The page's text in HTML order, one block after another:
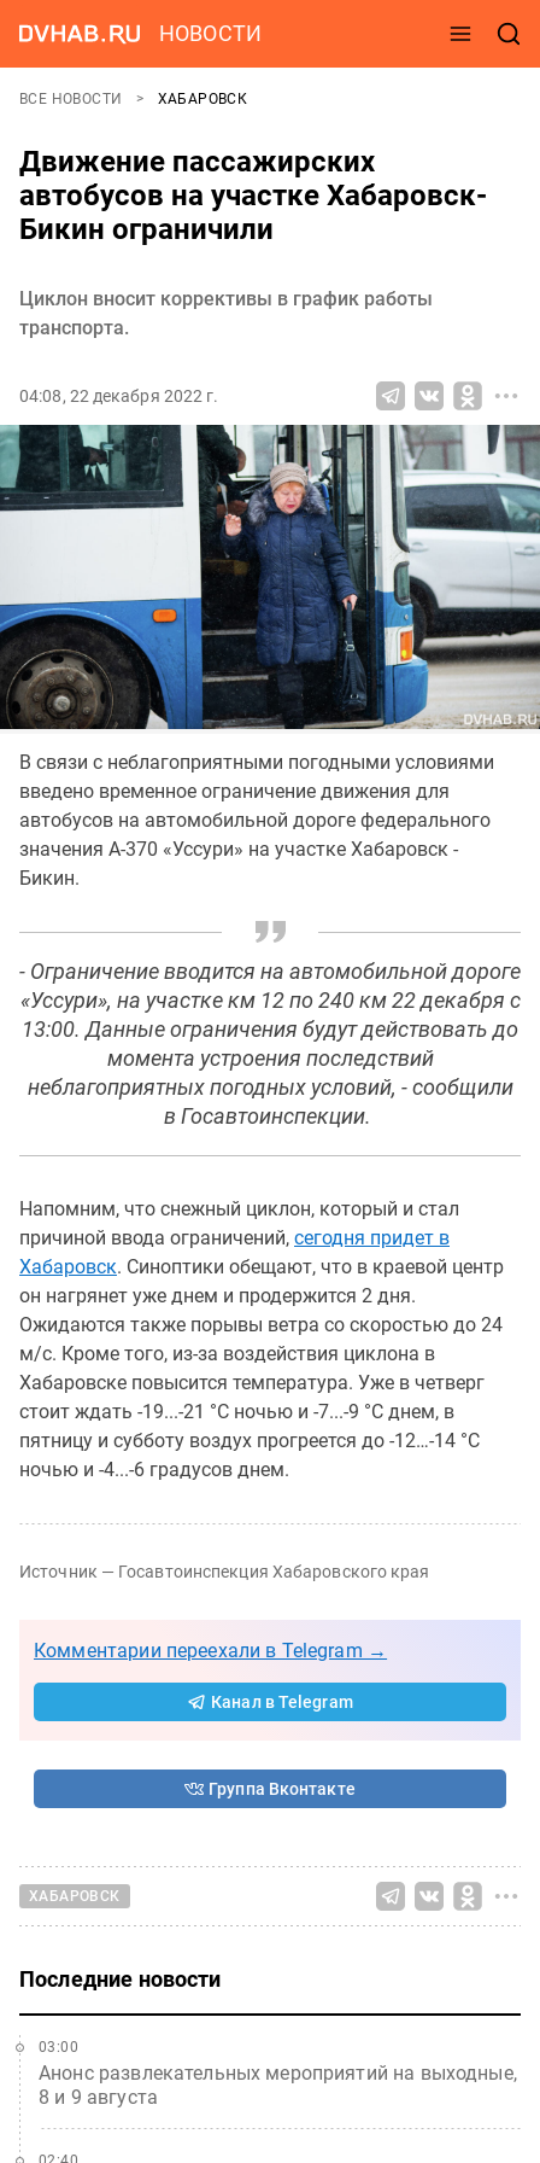
НОВОСТИ
ВСЕ НОВОСТИ ХАБАРОВСК
Движение пассажирских
автобусов на участке Хабаровск-
Бикин ограничили
Циклон вносит коррективы в график работы
транспорта.
04:08, 22 декабря 2022 г.
В связи с неблагоприятными погодными условиями
введено временное ограничение движения для
автобусов на автомобильной дороге федерального
значения А-370 «Уссури» на участке Хабаровск -
Бикин.
- Ограничение вводится на автомобильной дороге
«Уссури», на участке км 12 по 240 км 22 декабря с
13:00. Данные ограничения будут действовать до
момента устроения последствий
неблагоприятных погодных условий, - сообщили
в Госавтоинспекции.
Напомним, что снежный циклон, который и стал
причиной ввода ограничений, сегодня придет в
Хабаровск. Синоптики обещают, что в краевой центр
он нагрянет уже днем и продержится 2 дня.
Ожидаются также порывы ветра со скоростью до 24
м/с. Кроме того, из-за воздействия циклона в
Хабаровске повысится температура. Уже в четверг
стоит ждать -19...-21 °C ночью и -7...-9 °C днем, в
пятницу и субботу воздух прогреется до -12…-14 °C
ночью и -4...-6 градусов днем.
Источник — Госавтоинспекция Хабаровского края
Комментарии переехали в Telegram →
Канал в Telegram
Группа Вконтакте
ХАБАРОВСК
Последние новости
Анонс развлекательных мероприятий на выходные,
8 и 9 августа
03:00